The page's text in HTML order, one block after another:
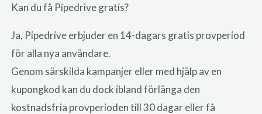
Kan du få Pipedrive gratis?
Ja, Pipedrive erbjuder en 14-dagars gratis provperiod
för alla nya användare.
Genom särskilda kampanjer eller med hjälp av en
kupongkod kan du dock ibland förlänga den
kostnadsfria provperioden till 30 dagar eller få